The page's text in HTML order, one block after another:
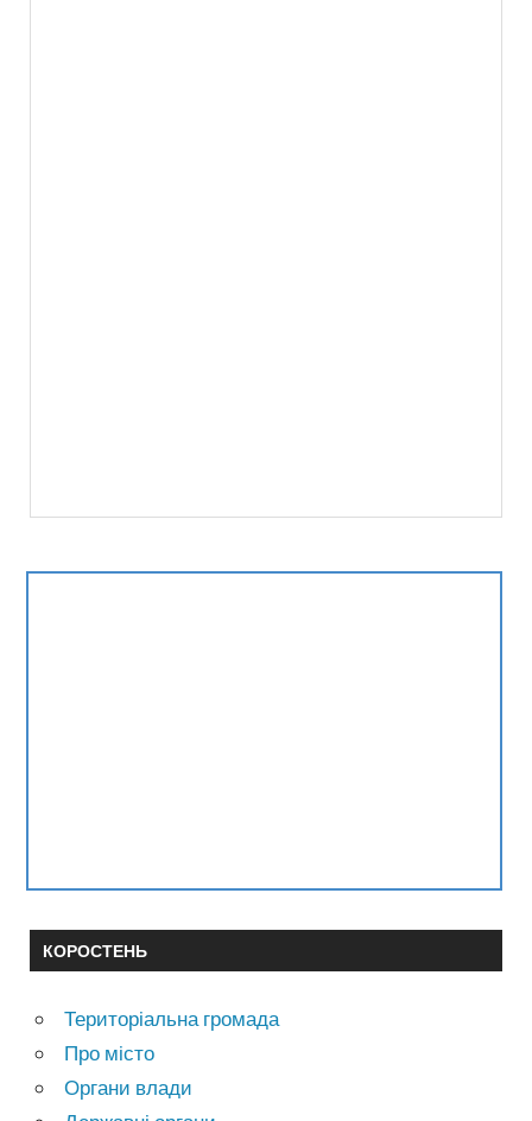
КОРОСТЕНЬ
Територіальна громада
Про місто
Органи влади